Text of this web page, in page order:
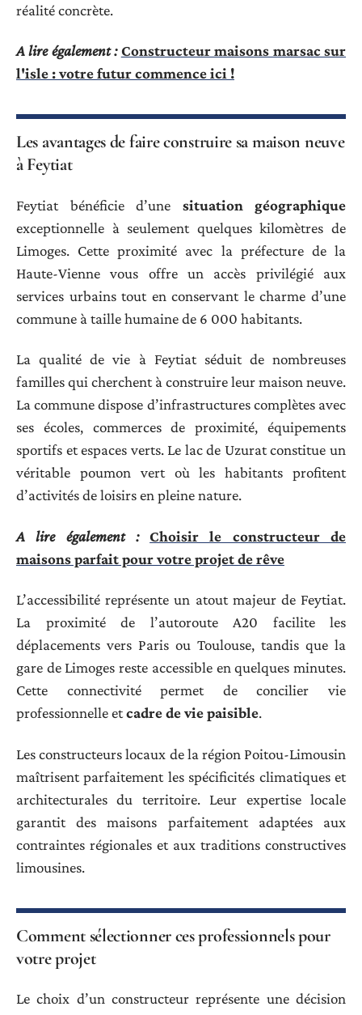
réalité concrète.
A lire également : Constructeur maisons marsac sur
l'isle : votre futur commence ici !
Les avantages de faire construire sa maison neuve
à Feytiat
Feytiat bénéficie d’une situation géographique
exceptionnelle à seulement quelques kilomètres de
Limoges. Cette proximité avec la préfecture de la
Haute-Vienne vous offre un accès privilégié aux
services urbains tout en conservant le charme d’une
commune à taille humaine de 6 000 habitants.
La qualité de vie à Feytiat séduit de nombreuses
familles qui cherchent à construire leur maison neuve.
La commune dispose d’infrastructures complètes avec
ses écoles, commerces de proximité, équipements
sportifs et espaces verts. Le lac de Uzurat constitue un
véritable poumon vert où les habitants profitent
d’activités de loisirs en pleine nature.
A lire également :
Choisir le constructeur de
maisons parfait pour votre projet de rêve
L’accessibilité représente un atout majeur de Feytiat.
La proximité de l’autoroute A20 facilite les
déplacements vers Paris ou Toulouse, tandis que la
gare de Limoges reste accessible en quelques minutes.
Cette connectivité permet de concilier vie
professionnelle etcadre de vie paisible.
Les constructeurs locaux de la région Poitou-Limousin
maîtrisent parfaitement les spécificités climatiques et
architecturales du territoire. Leur expertise locale
garantit des maisons parfaitement adaptées aux
contraintes régionales et aux traditions constructives
limousines.
Comment sélectionner ces professionnels pour
votre projet
Le choix d’un constructeur représente une décision